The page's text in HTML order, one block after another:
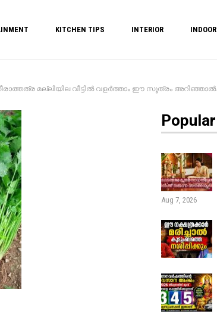
KITCHEN TIPS INTERIOR
മല്ലിയില വീട്ടിൽ വളർത്താം ഈ സൂത്രം അറിഞ്ഞാൽ.!! | Easy
Aug 7, 2026